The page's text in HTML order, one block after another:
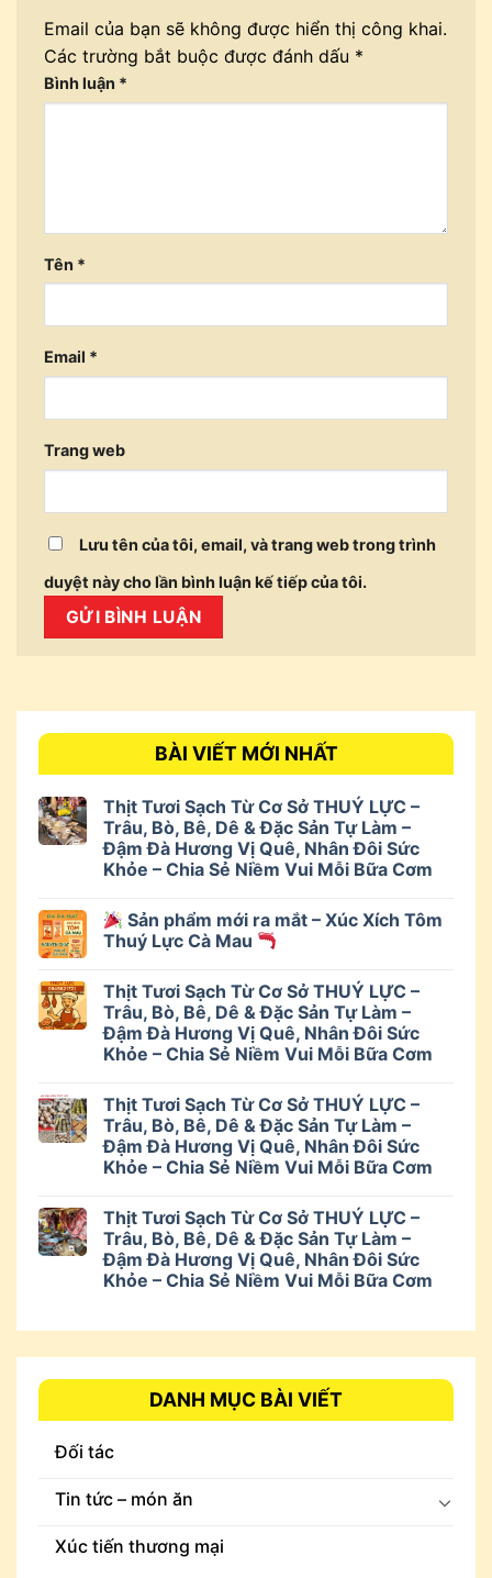
Email của bạn sẽ không được hiển thị công khai.
Các trường bắt buộc được đánh dấu *
Bình luận *
Tên *
Email *
Trang web
Lưu tên của tôi, email, và trang web trong trình
duyệt này cho lần bình luận kế tiếp của tôi.
BÀI VIẾT MỚI NHẤT
Thịt Tươi Sạch Từ Cơ Sở THUÝ LỰC –
Trâu, Bò, Bê, Dê & Đặc Sản Tự Làm –
Đậm Đà Hương Vị Quê, Nhân Đôi Sức
Khỏe – Chia Sẻ Niềm Vui Mỗi Bữa Cơm
Sản phẩm mới ra mắt – Xúc Xích Tôm
Thuý Lực Cà Mau
Thịt Tươi Sạch Từ Cơ Sở THUÝ LỰC –
Trâu, Bò, Bê, Dê & Đặc Sản Tự Làm –
Đậm Đà Hương Vị Quê, Nhân Đôi Sức
Khỏe – Chia Sẻ Niềm Vui Mỗi Bữa Cơm
Thịt Tươi Sạch Từ Cơ Sở THUÝ LỰC –
Trâu, Bò, Bê, Dê & Đặc Sản Tự Làm –
Đậm Đà Hương Vị Quê, Nhân Đôi Sức
Khỏe – Chia Sẻ Niềm Vui Mỗi Bữa Cơm
Thịt Tươi Sạch Từ Cơ Sở THUÝ LỰC –
Trâu, Bò, Bê, Dê & Đặc Sản Tự Làm –
Đậm Đà Hương Vị Quê, Nhân Đôi Sức
Khỏe – Chia Sẻ Niềm Vui Mỗi Bữa Cơm
DANH MỤC BÀI VIẾT
Đối tác
Tin tức – món ăn
Xúc tiến thương mại